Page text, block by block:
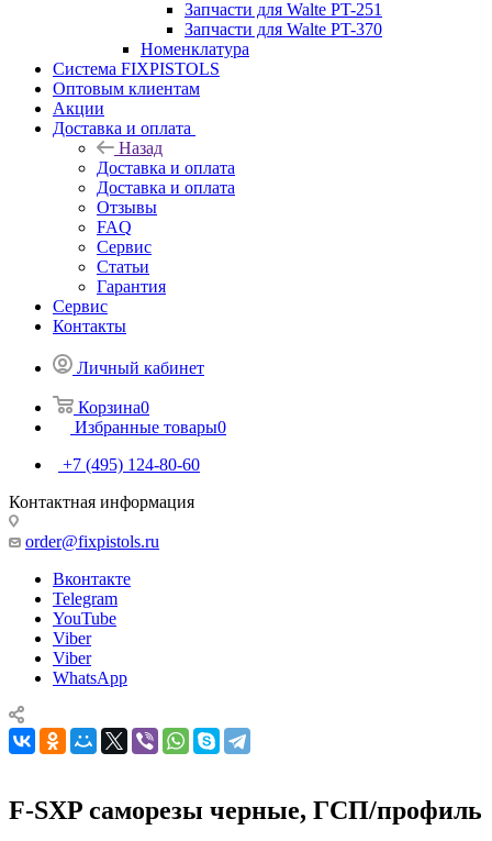
Запчасти для Walte PT-251
Запчасти для Walte PT-370
Номенклатура
Система FIXPISTOLS
Оптовым клиентам
Акции
Доставка и оплата
Назад
Доставка и оплата
Доставка и оплата
Отзывы
FAQ
Сервис
Статьи
Гарантия
Сервис
Контакты
Личный кабинет
Корзина0
Избранные товары0
+7 (495) 124-80-60
Контактная информация
order@fixpistols.ru
Вконтакте
Telegram
YouTube
Viber
Viber
WhatsApp
F-SXP саморезы черные, ГСП/профиль